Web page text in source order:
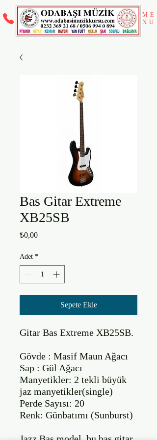
ME
NU
Bas Gitar Extreme
XB25SB
₺0,00Fiyat
Adet *
Sepete Ekle
Gitar Bas Extreme XB25SB.
Gövde : Masif Maun Ağacı
Sap : Gül Ağacı
Manyetikler: 2 tekli büyük
jaz manyetikler(single)
Perde Sayısı: 20
Renk: Günbatımı (Sunburst)